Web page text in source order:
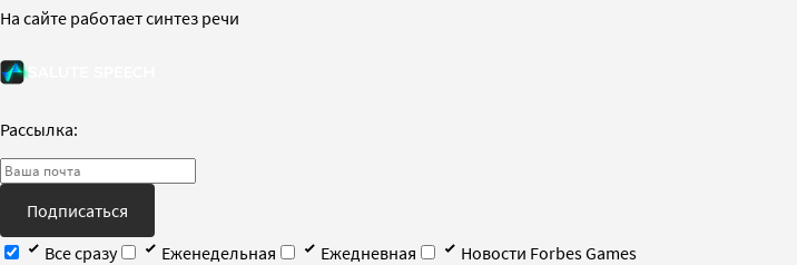
На сайте работает синтез речи
Рассылка:
Подписаться
Все сразу
Еженедельная Ежедневная
Новости Forbes Games